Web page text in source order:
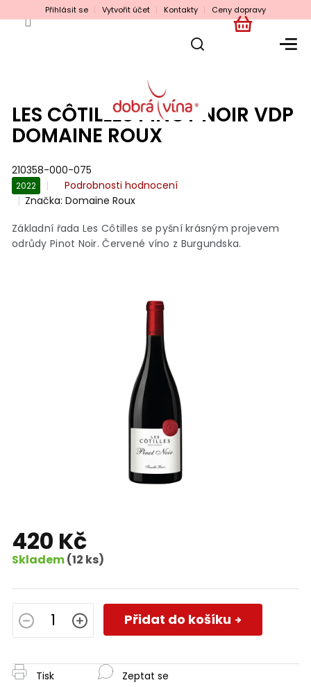
na
Přihlásit se Vytvořit účet Kontakty Ceny dopravy
NÁKUPNÍ
LES CÔTILLES PINOT NOIR VDP
DOMAINE ROUX
210358-000-075
2022
Průměrné
hodnocení
je
0,0
z
Podrobnosti hodnocení
Značka:Domaine Roux
Základní řada Les Côtilles se pyšní krásným projevem
odrůdy Pinot Noir. Červené víno z Burgundska.
420 Kč
Skladem(12 ks)
Měrná
cena:
Přidat do košíku
Tisk Zeptat se